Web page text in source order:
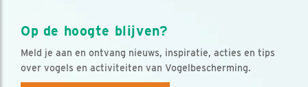
Op de hoogte blijven?
Meld je aan en ontvang nieuws, inspiratie, acties en tips
over vogels en activiteiten van Vogelbescherming.